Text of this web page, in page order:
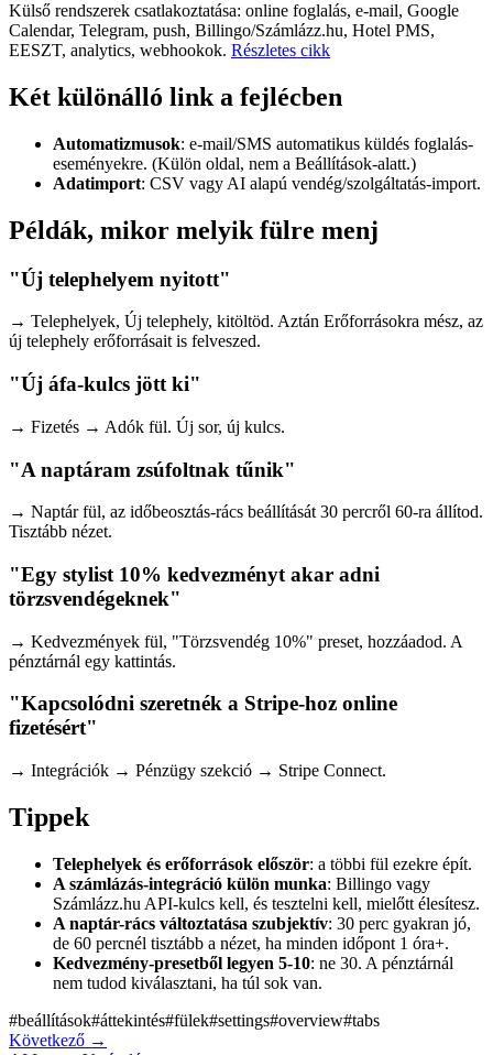
Külső rendszerek csatlakoztatása: online foglalás, e-mail, Google
Calendar, Telegram, push, Billingo/Számlázz.hu, Hotel PMS,
EESZT, analytics, webhookok. Részletes cikk
Két különálló link a fejlécben
Automatizmusok: e-mail/SMS automatikus küldés foglalás-
eseményekre. (Külön oldal, nem a Beállítások-alatt.)
Adatimport: CSV vagy AI alapú vendég/szolgáltatás-import.
Példák, mikor melyik fülre menj
"Új telephelyem nyitott"
→ Telephelyek, Új telephely, kitöltöd. Aztán Erőforrásokra mész, az
új telephely erőforrásait is felveszed.
"Új áfa-kulcs jött ki"
→ Fizetés → Adók fül. Új sor, új kulcs.
"A naptáram zsúfoltnak tűnik"
→ Naptár fül, az időbeosztás-rács beállítását 30 percről 60-ra állítod.
Tisztább nézet.
"Egy stylist 10% kedvezményt akar adni
törzsvendégeknek"
→ Kedvezmények fül, "Törzsvendég 10%" preset, hozzáadod. A
pénztárnál egy kattintás.
"Kapcsolódni szeretnék a Stripe-hoz online
fizetésért"
→ Integrációk → Pénzügy szekció → Stripe Connect.
Tippek
Telephelyek és erőforrások először: a többi fül ezekre épít.
A számlázás-integráció külön munka: Billingo vagy
Számlázz.hu API-kulcs kell, és tesztelni kell, mielőtt élesítesz.
A naptár-rács változtatása szubjektív: 30 perc gyakran jó,
de 60 percnél tisztább a nézet, ha minden időpont 1 óra+.
Kedvezmény-presetből legyen 5-10: ne 30. A pénztárnál
nem tudod kiválasztani, ha túl sok van.
#beállítások#áttekintés#fülek#settings#overview#tabs
Következő →